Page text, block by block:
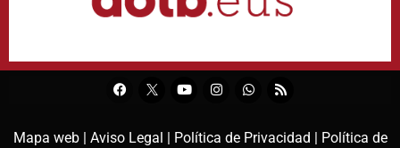
Mapa web | Aviso Legal | Política de Privacidad | Política de